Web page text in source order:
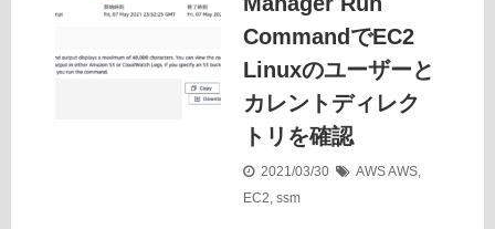
CommandでEC2
Linuxのユーザーと
カレントディレク
トリを確認
2021/03/30 AWSAWS,
EC2, ssm